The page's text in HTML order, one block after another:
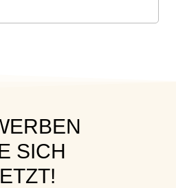
SICH